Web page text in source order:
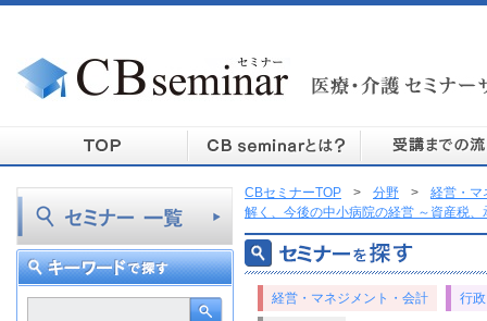
CBセミナーTOP > 分野 >
経営・マ
解く、今後の中小病院の経営 ～資産税
経営・マネジメント・会計 行